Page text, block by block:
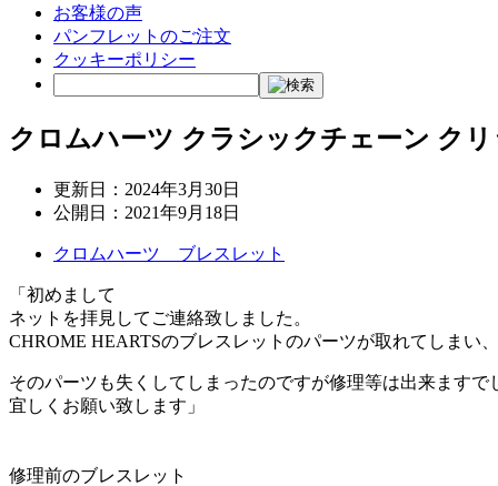
お客様の声
パンフレットのご注文
クッキーポリシー
クロムハーツ クラシックチェーン ク
更新日： 2024年3月30日
公開日： 2021年9月18日
クロムハーツ ブレスレット
「初めまして
ネットを拝見してご連絡致しました。
CHROME HEARTSのブレスレットのパーツが取れてしまい、
そのパーツも失くしてしまったのですが修理等は出来ますで
宜しくお願い致します」
修理前のブレスレット